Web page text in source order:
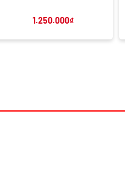
1.250.000₫